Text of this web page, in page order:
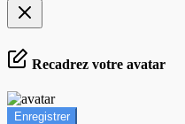
Recadrez votre avatar
Enregistrer